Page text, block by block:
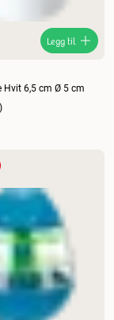
Legg til
Hvit 6,5 cm Ø 5 cm
)